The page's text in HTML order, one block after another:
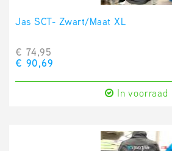
Jas SCT- Zwart/Maat XL
€ 74,95
€ 90,69
In voorraad